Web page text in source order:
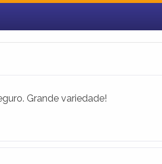
Grande variedade!